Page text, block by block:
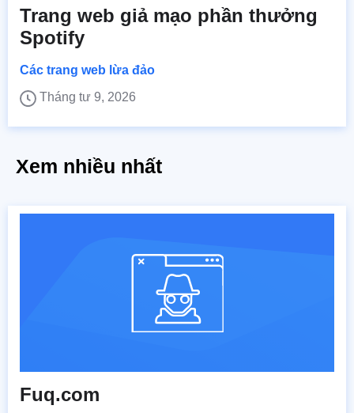
Trang web giả mạo phần thưởng
Spotify
Các trang web lừa đảo
Tháng tư 9, 2026
Xem nhiều nhất
Fuq.com